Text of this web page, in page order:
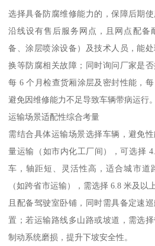
选择具备防腐维修能力的，保障后期
沿线设有售后服务网点，且网点配备
备、涂层喷涂设备）及技术人员，能
换等防腐相关故障；同时询问厂家是
每 6 个月检查货厢涂层及密封性能，
避免因维修能力不足导致车辆带病运行。​
运输场景适配性综合考量​
需结合具体运输场景选择车辆，避免
量运输（如市内化工厂间），可选择
车，轴距短、灵活性高，适合城市道
（如跨省市运输），需选择 6.8 米及以
且配备驾驶室卧铺，同时需具备定速
置；若运输路线多山路或坡道，需选
制动系统磨损，提升下坡安全性。​